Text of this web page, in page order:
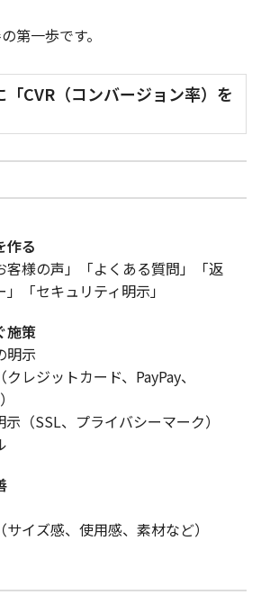
第一歩です。
「CVR（コンバージョン率）を
作る
客様の声」「よくある質問」「返
「セキュリティ明示」
施策
明示
レジットカード、PayPay、
（SSL、プライバシーマーク）
イズ感、使用感、素材など）